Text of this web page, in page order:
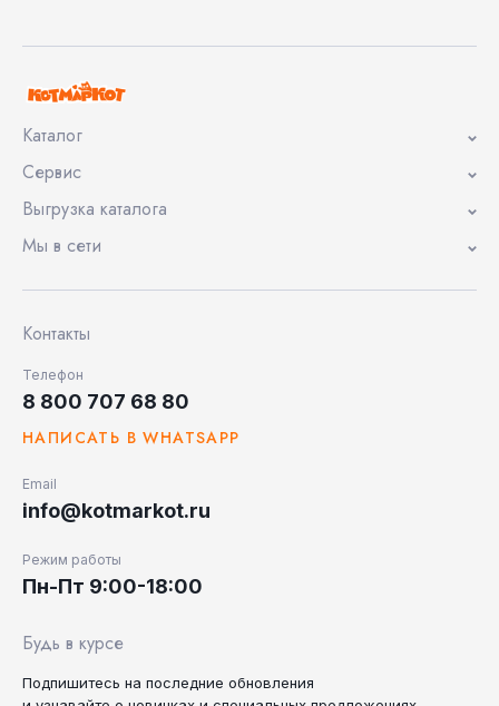
Каталог
Сервис
Выгрузка каталога
Мы в сети
Контакты
Телефон
8 800 707 68 80
НАПИСАТЬ В WHATSAPP
Email
info@kotmarkot.ru
Режим работы
Пн-Пт 9:00-18:00
Будь в курсе
Подпишитесь на последние обновления